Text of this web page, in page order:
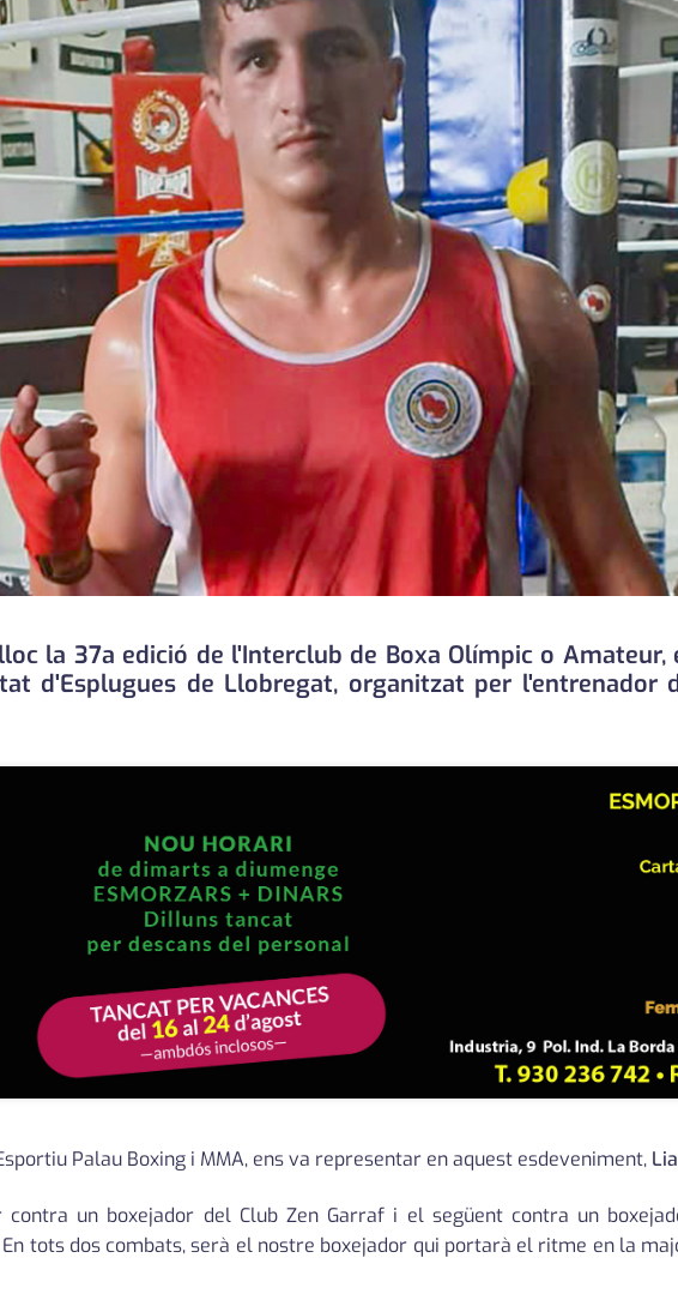
la 37a edició de l'Interclub de Boxa Olímpic o Amateur,
d'Esplugues de Llobregat, organitzat per l'entrenador
Palau Boxing i MMA, ens va representar en aquest esdeveniment,
un boxejador del Club Zen Garraf i el següent contra un
En tots dos combats, serà el nostre boxejador qui portarà el ritme en la